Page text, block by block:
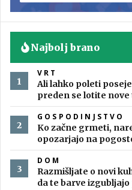
Najbolj brano
VRT
Ali lahko poleti
preden se lotite
GOSPODINJSTVO
Ko začne grmeti,
opozarjajo na
DOM
Razmišljate o novi
da te barve